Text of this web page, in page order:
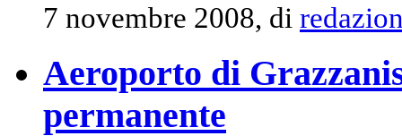
7 novembre 2008, di
Aeroporto di
permanente